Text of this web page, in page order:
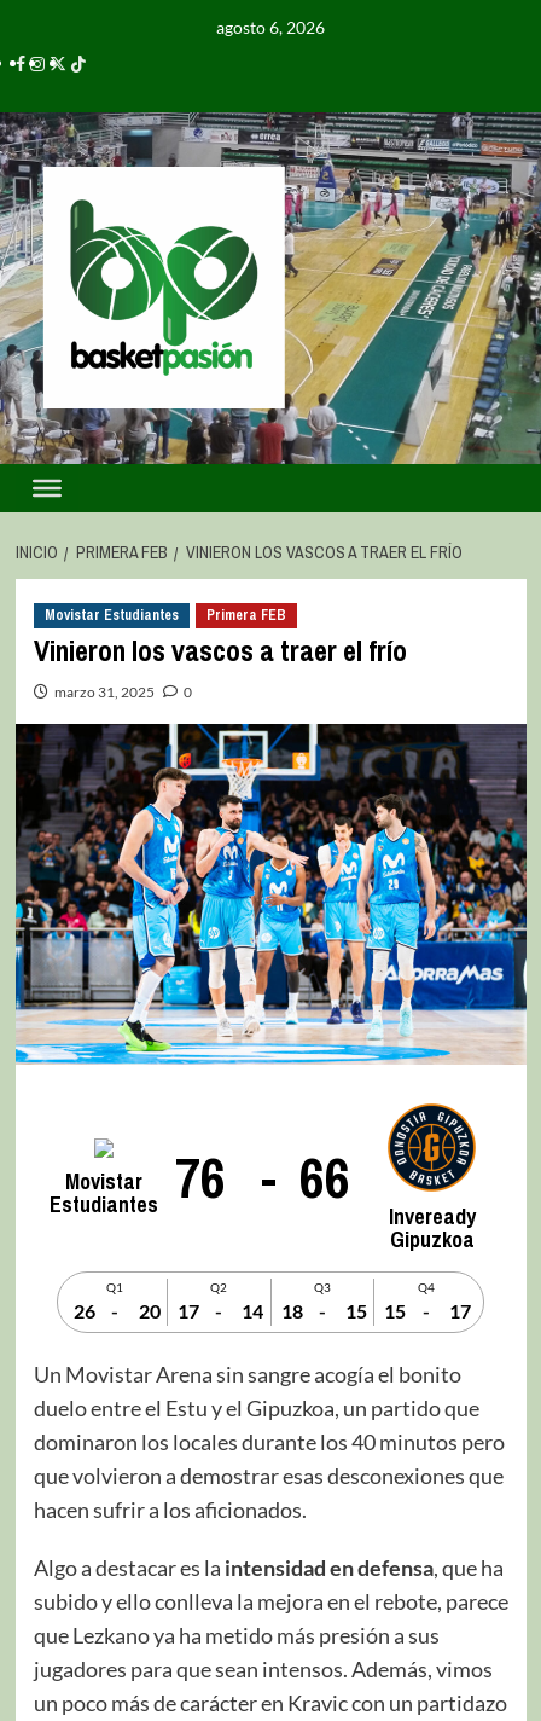
agosto 6, 2026
INICIO PRIMERA FEB VINIERON LOS VASCOS A TRAER EL FRÍO
Movistar Estudiantes Primera FEB
Vinieron los vascos a traer el frío
marzo 31, 2025 0
Movistar
Estudiantes 76 - 66
Inveready
Gipuzkoa
Q1
26 - 20
Q2
17 - 14
Q3
18 - 15
Q4
15 - 17
Un Movistar Arena sin sangre acogía el bonito
duelo entre el Estu y el Gipuzkoa, un partido que
dominaron los locales durante los 40 minutos pero
que volvieron a demostrar esas desconexiones que
hacen sufrir a los aficionados.
Algo a destacar es la intensidad en defensa, que ha
subido y ello conlleva la mejora en el rebote, parece
que Lezkano ya ha metido más presión a sus
jugadores para que sean intensos. Además, vimos
un poco más de carácter en Kravic con un partidazo